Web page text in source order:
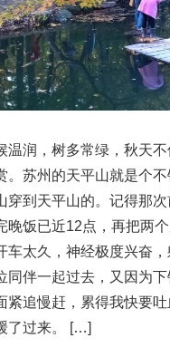
温润，树多常绿，秋天
。苏州的天平山就是个
穿到天平山的。记得那
晚饭已近12点，再把两
车太久，神经极度兴奋
同伴一起过去，又因为
紧追慢赶，累得我快要
了过来。 […]